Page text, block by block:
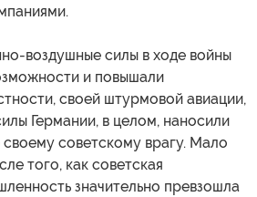
воздушные силы в ходе войны
и повышали
своей штурмовой авиации,
Германии, в целом, наносили
советскому врагу. Мало
того, как советская
значительно превзошла